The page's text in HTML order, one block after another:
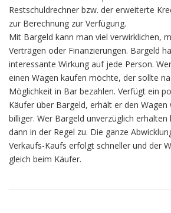
Restschuldrechner bzw. der erweiterte
zur Berechnung zur Verfügung.
Mit Bargeld kann man viel verwirklichen,
Verträgen oder Finanzierungen. Bargeld
interessante Wirkung auf jede Person.
einen Wagen kaufen möchte, der sollte
Möglichkeit in Bar bezahlen. Verfügt ein
Käufer über Bargeld, erhält er den Wagen
billiger. Wer Bargeld unverzüglich erhalten
dann in der Regel zu. Die ganze
Verkaufs-Kaufs erfolgt schneller und der
gleich beim Käufer.